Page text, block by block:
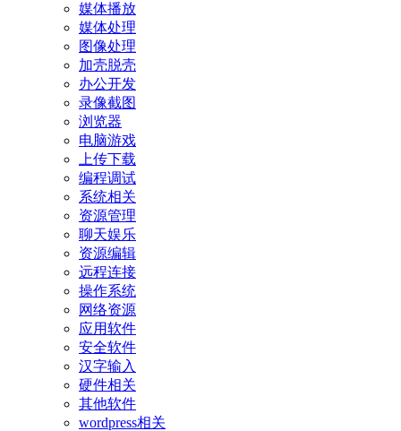
媒体播放
媒体处理
图像处理
加壳脱壳
办公开发
录像截图
浏览器
电脑游戏
上传下载
编程调试
系统相关
资源管理
聊天娱乐
资源编辑
远程连接
操作系统
网络资源
应用软件
安全软件
汉字输入
硬件相关
其他软件
wordpress相关